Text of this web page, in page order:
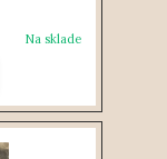
Na sklade